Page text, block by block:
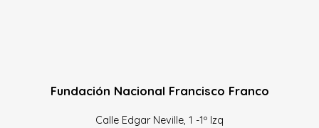
Fundación Nacional Francisco Franco
Calle Edgar Neville, 1 -1º Izq